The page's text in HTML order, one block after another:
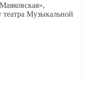
театра Музыкальной